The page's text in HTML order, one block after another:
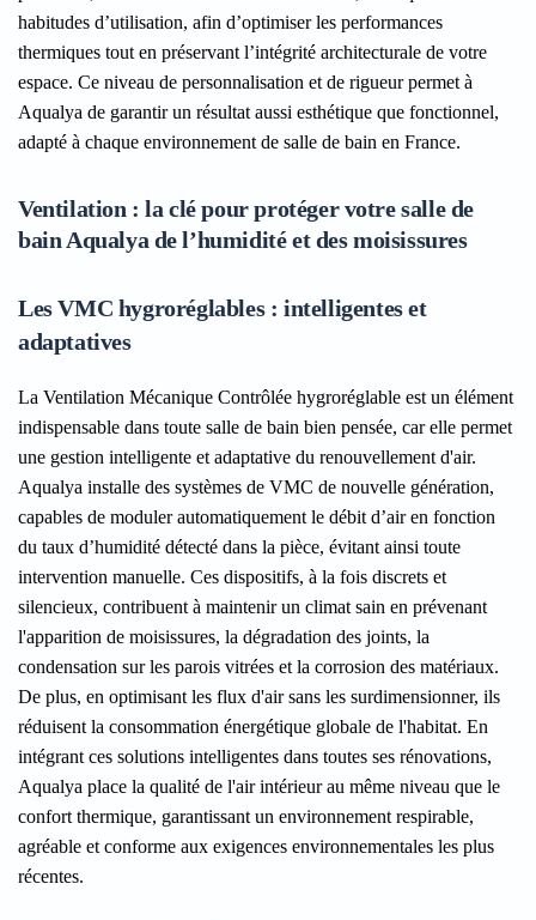
habitudes d’utilisation, afin d’optimiser les performances
thermiques tout en préservant l’intégrité architecturale de votre
espace. Ce niveau de personnalisation et de rigueur permet à
Aqualya de garantir un résultat aussi esthétique que fonctionnel,
adapté à chaque environnement de salle de bain en France.
Ventilation : la clé pour protéger votre salle de
bain Aqualya de l’humidité et des moisissures
Les VMC hygroréglables : intelligentes et
adaptatives
La Ventilation Mécanique Contrôlée hygroréglable est un élément
indispensable dans toute salle de bain bien pensée, car elle permet
une gestion intelligente et adaptative du renouvellement d'air.
Aqualya installe des systèmes de VMC de nouvelle génération,
capables de moduler automatiquement le débit d’air en fonction
du taux d’humidité détecté dans la pièce, évitant ainsi toute
intervention manuelle. Ces dispositifs, à la fois discrets et
silencieux, contribuent à maintenir un climat sain en prévenant
l'apparition de moisissures, la dégradation des joints, la
condensation sur les parois vitrées et la corrosion des matériaux.
De plus, en optimisant les flux d'air sans les surdimensionner, ils
réduisent la consommation énergétique globale de l'habitat. En
intégrant ces solutions intelligentes dans toutes ses rénovations,
Aqualya place la qualité de l'air intérieur au même niveau que le
confort thermique, garantissant un environnement respirable,
agréable et conforme aux exigences environnementales les plus
récentes.